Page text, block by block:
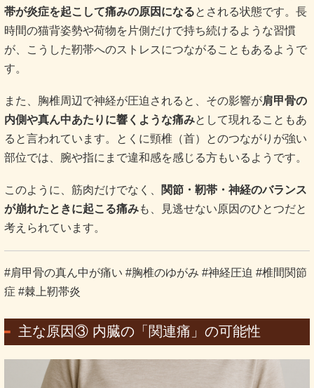
帯が炎症を起こして痛みの原因になるとされる状態です。長
時間の猫背姿勢や荷物を片側だけで持ち続けるような習慣
が、こうした靭帯へのストレスにつながることもあるようで
す。
また、胸椎周辺で神経が圧迫されると、その影響が肩甲骨の
内側や真ん中あたりに響くような痛みとして現れることもあ
ると言われています。とくに頸椎（首）とのつながりが強い
部位では、腕や指にまで違和感を感じる方もいるようです。
このように、筋肉だけでなく、
関節・靭帯・神経のバランス
が崩れたときに起こる痛みも、見逃せない原因のひとつだと
考えられています。
#肩甲骨の真ん中が痛い #胸椎のゆがみ #神経圧迫 #椎間関節
症 #棘上靭帯炎
主な原因③ 内臓の「関連痛」の可能性